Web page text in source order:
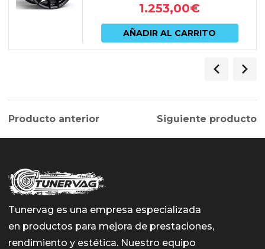
1.253,00€
AÑADIR AL CARRITO
Producto anterior Siguiente producto
Tunervag es una empresa especializada
en productos para mejora de prestaciones,
rendimiento y estética. Nuestro equipo